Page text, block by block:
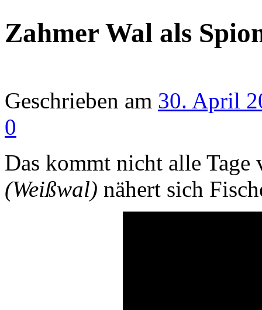
Zahmer Wal als
Geschrieben am 30. April
0
Das kommt nicht alle
(Weißwal) nähert sich